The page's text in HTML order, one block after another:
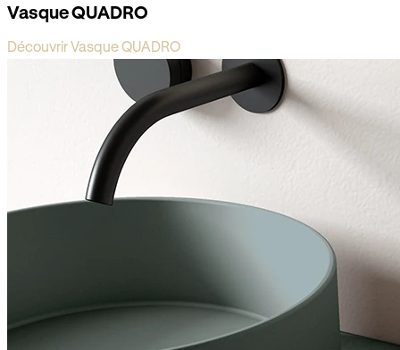
Vasque QUADRO
Découvrir Vasque QUADRO